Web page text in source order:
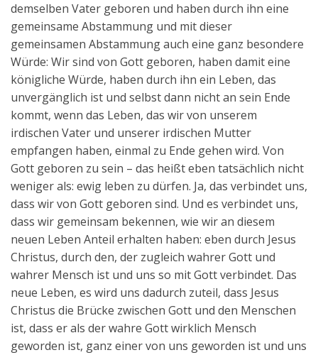
demselben Vater geboren und haben durch ihn eine
gemeinsame Abstammung und mit dieser
gemeinsamen Abstammung auch eine ganz besondere
Würde: Wir sind von Gott geboren, haben damit eine
königliche Würde, haben durch ihn ein Leben, das
unvergänglich ist und selbst dann nicht an sein Ende
kommt, wenn das Leben, das wir von unserem
irdischen Vater und unserer irdischen Mutter
empfangen haben, einmal zu Ende gehen wird. Von
Gott geboren zu sein – das heißt eben tatsächlich nicht
weniger als: ewig leben zu dürfen. Ja, das verbindet uns,
dass wir von Gott geboren sind. Und es verbindet uns,
dass wir gemeinsam bekennen, wie wir an diesem
neuen Leben Anteil erhalten haben: eben durch Jesus
Christus, durch den, der zugleich wahrer Gott und
wahrer Mensch ist und uns so mit Gott verbindet. Das
neue Leben, es wird uns dadurch zuteil, dass Jesus
Christus die Brücke zwischen Gott und den Menschen
ist, dass er als der wahre Gott wirklich Mensch
geworden ist, ganz einer von uns geworden ist und uns